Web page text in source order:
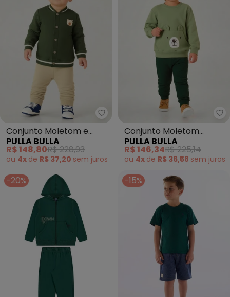
Pulla Bulla - Conjunto Moletom
Conjunto Moletom e
Malha Relevo (Verde)
PULLA BULLA
R$ 148,80R$ 228,93
ou 4x de R$ 37,20 sem juros
Conjunto Moletom
(Verde)
PULLA BULLA
R$ 146,34R$ 225,14
ou 4x de R$ 36,58 sem juros
-20% -15%